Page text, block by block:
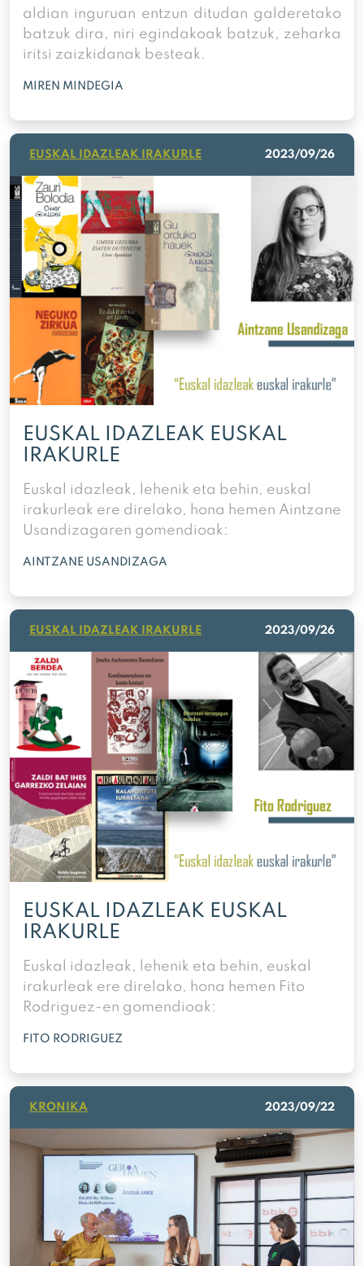
aldian inguruan entzun ditudan galderetako
batzuk dira, niri egindakoak batzuk, zeharka
iritsi zaizkidanak besteak.
MIREN MINDEGIA
EUSKAL IDAZLEAK IRAKURLE 2023/09/26
EUSKAL IDAZLEAK EUSKAL
IRAKURLE
Euskal idazleak, lehenik eta behin, euskal
irakurleak ere direlako, hona hemen Aintzane
Usandizagaren gomendioak:
AINTZANE USANDIZAGA
EUSKAL IDAZLEAK IRAKURLE 2023/09/26
EUSKAL IDAZLEAK EUSKAL
IRAKURLE
Euskal idazleak, lehenik eta behin, euskal
irakurleak ere direlako, hona hemen Fito
Rodriguez-en gomendioak:
FITO RODRIGUEZ
KRONIKA 2023/09/22